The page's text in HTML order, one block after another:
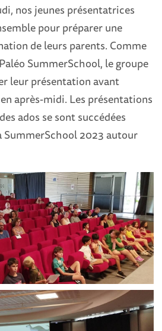
nos jeunes présentatrices
pour préparer une
de leurs parents. Comme
SummerSchool, le groupe
leur présentation avant
après-midi. Les présentations
ados se sont succédées
SummerSchool 2023 autour